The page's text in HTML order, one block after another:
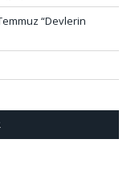
“Devlerin